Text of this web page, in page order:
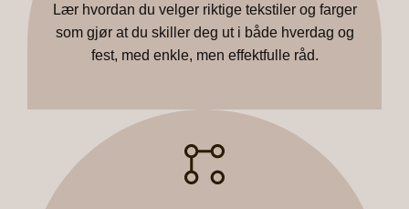
Lær hvordan du velger riktige tekstiler og farger
som gjør at du skiller deg ut i både hverdag og
fest, med enkle, men effektfulle råd.